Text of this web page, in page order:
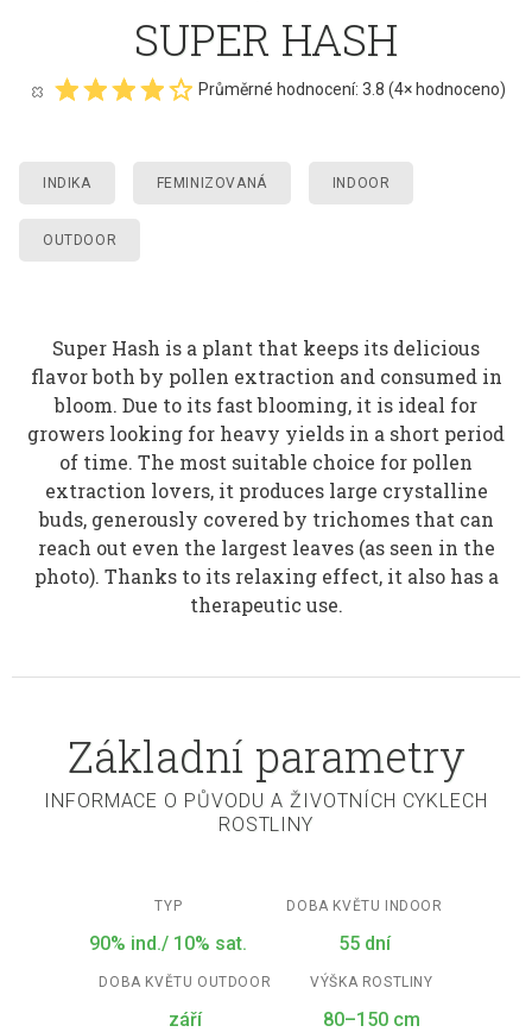
SUPER HASH
Průměrné hodnocení: 3.8 (4× hodnoceno)
INDIKA FEMINIZOVANÁ INDOOR
OUTDOOR
Super Hash is a plant that keeps its delicious
flavor both by pollen extraction and consumed in
bloom. Due to its fast blooming, it is ideal for
growers looking for heavy yields in a short period
of time. The most suitable choice for pollen
extraction lovers, it produces large crystalline
buds, generously covered by trichomes that can
reach out even the largest leaves (as seen in the
photo). Thanks to its relaxing effect, it also has a
therapeutic use.
Základní parametry
INFORMACE O PŮVODU A ŽIVOTNÍCH CYKLECH
ROSTLINY
TYP
90% ind./ 10% sat.
DOBA KVĚTU INDOOR
55 dní
DOBA KVĚTU OUTDOOR
září
VÝŠKA ROSTLINY
80–150 cm